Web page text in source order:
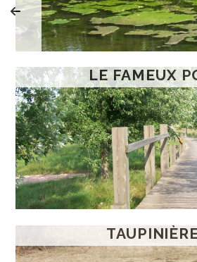
LE FAMEUX